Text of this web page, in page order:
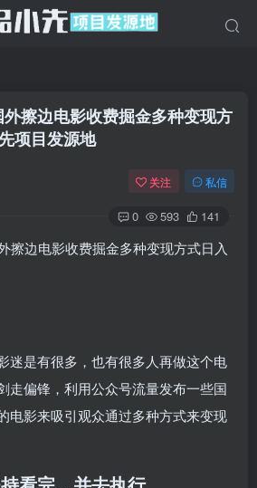
擦边电影收费掘金多种变现方
项目发源地
关注 私信
0 593 141
迷是有很多，也有很多人再做这个电
走偏锋，利用公众号流量发布一些国
电影来吸引观众通过多种方式来变现